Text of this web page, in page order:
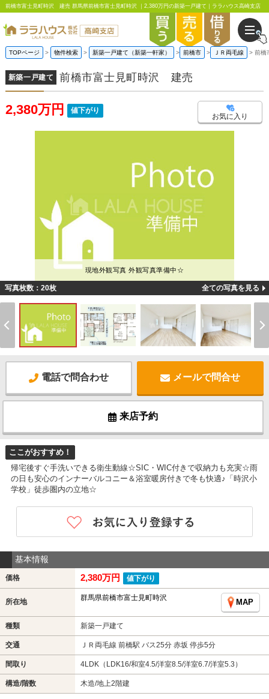
前橋市富士見町時沢 建売 群馬県前橋市富士見町時沢 ｜2,380万円の新築一戸建て｜ララハウス高崎支店
TOPページ 物件検索 新築一戸建て（新築一軒家） 前橋市 ＪＲ両毛線 前橋
新築一戸建て 前橋市富士見町時沢 建売
2,380万円 値下がり
お気に入り
現地外観写真 外観写真準備中☆
写真枚数：20枚 全ての写真を見る
電話で問合わせ メールで問合せ
来店予約
ここがおすすめ！
帰宅後すぐ手洗いできる衛生動線☆SIC・WIC付きで収納力も充実☆雨
の日も安心のインナーバルコニー＆浴室暖房付きで冬も快適♪「時沢小
学校」徒歩圏内の立地☆
基本情報
価格 2,380万円 値下がり
所在地 群馬県前橋市富士見町時沢
MAP
種類 新築一戸建て
交通 ＪＲ両毛線 前橋駅 バス25分 赤坂 停歩5分
間取り 4LDK（LDK16/和室4.5/洋室8.5/洋室6.7/洋室5.3）
構造/階数 木造/地上2階建